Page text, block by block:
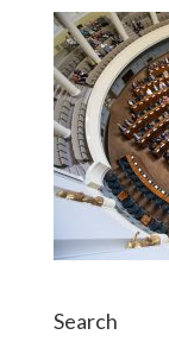
Search